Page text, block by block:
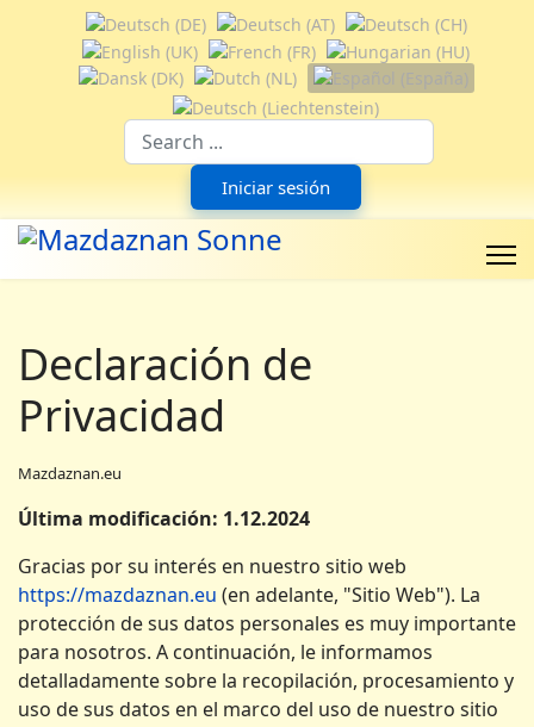
Seleccione su idioma
Iniciar sesión
Declaración de
Privacidad
Mazdaznan.eu
Última modificación: 1.12.2024
Gracias por su interés en nuestro sitio web
https://mazdaznan.eu (en adelante, "Sitio Web"). La
protección de sus datos personales es muy importante
para nosotros. A continuación, le informamos
detalladamente sobre la recopilación, procesamiento y
uso de sus datos en el marco del uso de nuestro sitio